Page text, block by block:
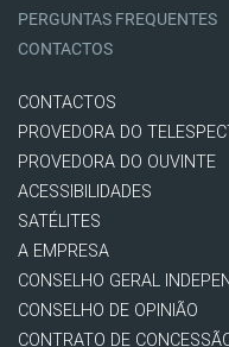
PERGUNTAS FREQUENTES
CONTACTOS
CONTACTOS
PROVEDORA DO
PROVEDORA DO OUVINTE
ACESSIBILIDADES
SATÉLITES
A EMPRESA
CONSELHO GERAL
CONSELHO DE OPINIÃO
CONTRATO DE